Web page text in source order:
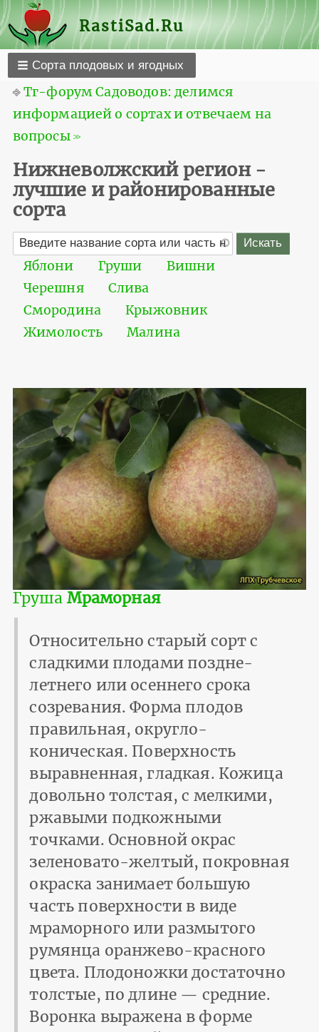
RastiSad.Ru
Сорта плодовых и ягодных
⎆Тг-форум Садоводов: делимся
информацией о сортах и отвечаем на
вопросы ≫
Нижневолжский регион -
лучшие и районированные
сорта
Яблони Груши
Вишни
Черешня
Слива
Смородина
Крыжовник
Жимолость
Малина
Груша Мраморная
Относительно старый сорт с
сладкими плодами поздне-
летнего или осеннего срока
созревания. Форма плодов
правильная, округло-
коническая. Поверхность
выравненная, гладкая. Кожица
довольно толстая, с мелкими,
ржавыми подкожными
точками. Основной окрас
зеленовато-желтый, покровная
окраска занимает большую
часть поверхности в виде
мраморного или размытого
румянца оранжево-красного
цвета. Плодоножки достаточно
толстые, по длине — средние.
Воронка выражена в форме